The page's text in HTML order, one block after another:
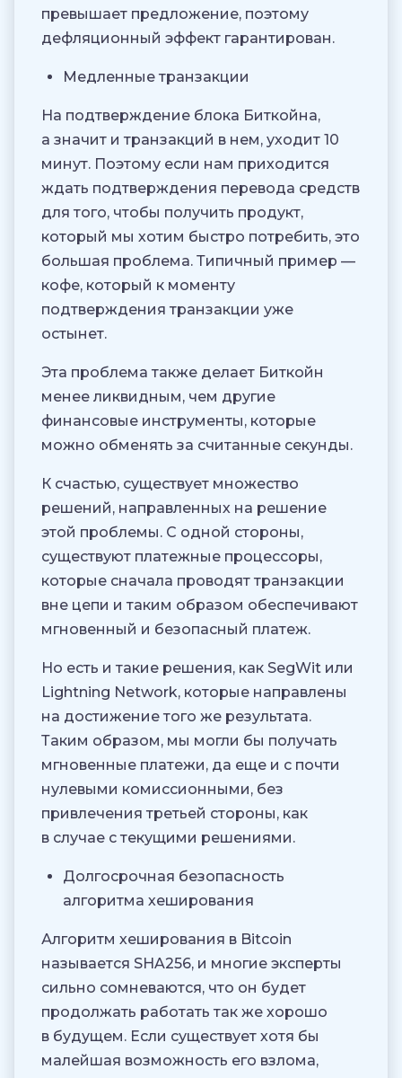
превышает предложение, поэтому
дефляционный эффект гарантирован.
Медленные транзакции
На подтверждение блока Биткойна,
а значит и транзакций в нем, уходит 10
минут. Поэтому если нам приходится
ждать подтверждения перевода средств
для того, чтобы получить продукт,
который мы хотим быстро потребить, это
большая проблема. Типичный пример —
кофе, который к моменту
подтверждения транзакции уже
остынет.
Эта проблема также делает Биткойн
менее ликвидным, чем другие
финансовые инструменты, которые
можно обменять за считанные секунды.
К счастью, существует множество
решений, направленных на решение
этой проблемы. С одной стороны,
существуют платежные процессоры,
которые сначала проводят транзакции
вне цепи и таким образом обеспечивают
мгновенный и безопасный платеж.
Но есть и такие решения, как SegWit или
Lightning Network, которые направлены
на достижение того же результата.
Таким образом, мы могли бы получать
мгновенные платежи, да еще и с почти
нулевыми комиссионными, без
привлечения третьей стороны, как
в случае с текущими решениями.
Долгосрочная безопасность
алгоритма хеширования
Алгоритм хеширования в Bitcoin
называется SHA256, и многие эксперты
сильно сомневаются, что он будет
продолжать работать так же хорошо
в будущем. Если существует хотя бы
малейшая возможность его взлома,